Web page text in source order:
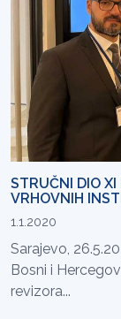
STRUČNI DIO
VRHOVNIH
1.1.2020
Sarajevo,
Bosni i
revizora...